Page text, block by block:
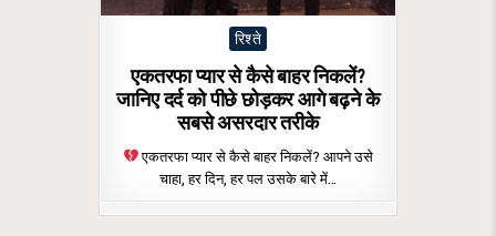
Posted
रिश्ते
एकतरफा प्यार से कैसे बाहर निकलें?
जानिए दर्द को पीछे छोड़कर आगे बढ़ने के
सबसे असरदार तरीके
एकतरफा प्यार से कैसे बाहर निकलें? आपने उसे
चाहा, हर दिन, हर पल उसके बारे में…